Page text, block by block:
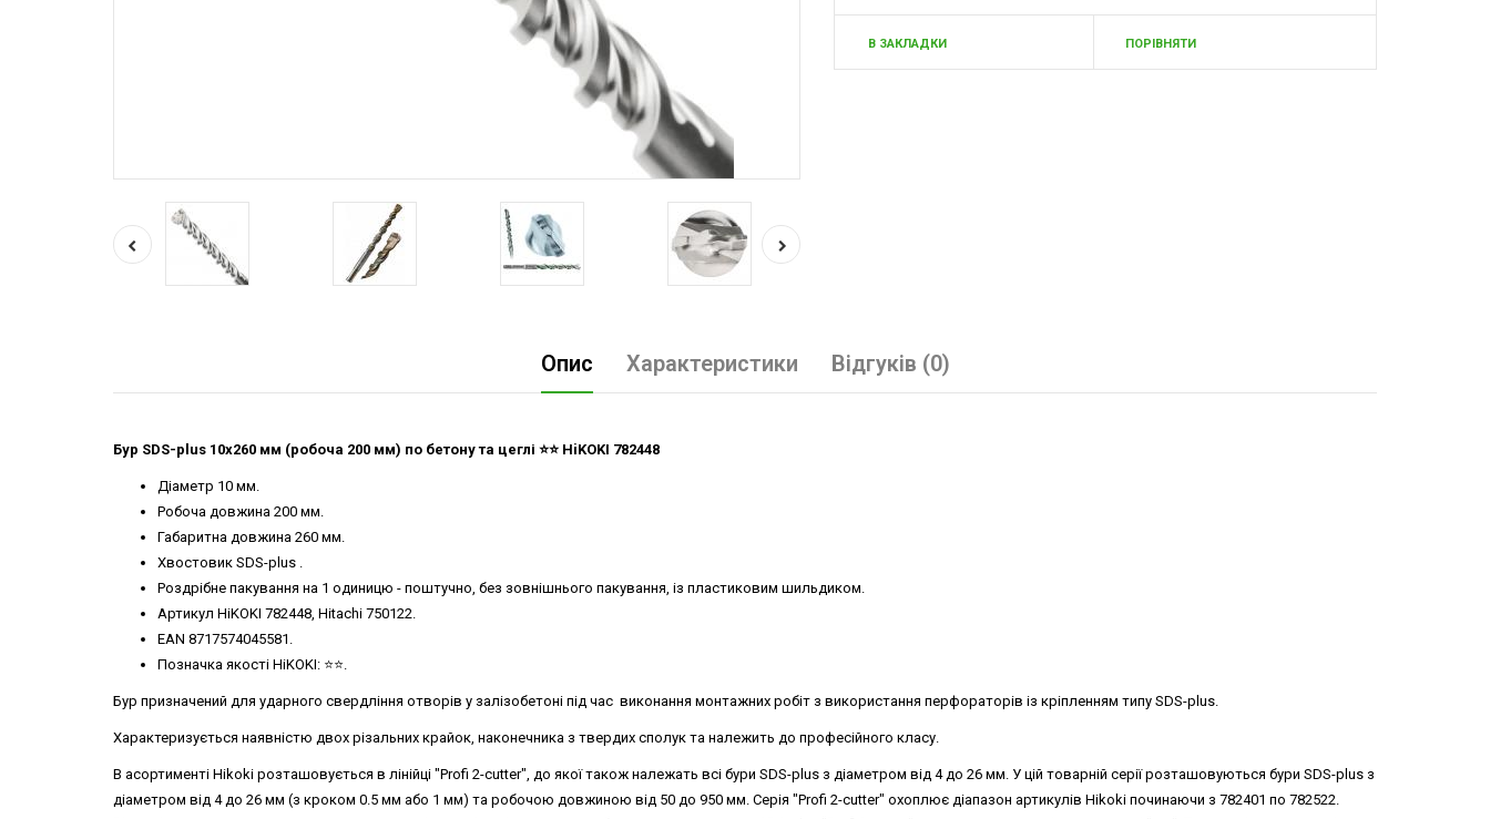
В ЗАКЛАДКИ ПОРІВНЯТИ
Опис Характеристики Відгуків (0)
Бур SDS-plus 10х260 мм (робоча 200 мм) по бетону та цеглі ⭐️⭐️ HiKOKI 782448
Діаметр 10 мм.
Робоча довжина 200 мм.
Габаритна довжина 260 мм.
Хвостовик SDS-plus .
Роздрібне пакування на 1 одиницю - поштучно, без зовнішнього пакування, із пластиковим шильдиком.
Артикул HiKOKI 782448, Hitachi 750122.
EAN 8717574045581.
Позначка якості HiKOKI: ⭐️⭐️.
Бур призначений для ударного свердління отворів у залізобетоні під час виконання монтажних робіт з використання перфораторів із кріпленням типу SDS-plus.
Характеризується наявністю двох різальних крайок, наконечника з твердих сполук та належить до професійного класу.
В асортименті Hikoki розташовується в лінійці "Profi 2-cutter", до якої також належать всі бури SDS-plus з діаметром від 4 до 26 мм. У цій товарній серії розташовуються бури SDS-plus з
діаметром від 4 до 26 мм (з кроком 0.5 мм або 1 мм) та робочою довжиною від 50 до 950 мм. Серія "Profi 2-cutter" охоплює діапазон артикулів Hikoki починаючи з 782401 по 782522.